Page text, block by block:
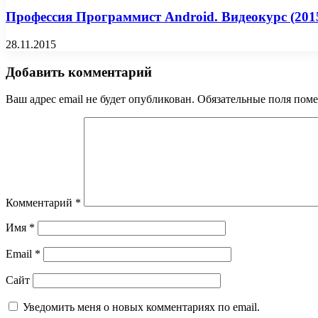
Профессия Программист Android. Видеокурс
28.11.2015
Добавить комментарий
Ваш адрес email не будет опубликован. Обязательные поля
Комментарий *
Имя *
Email *
Сайт
Уведомить меня о новых комментариях по email.